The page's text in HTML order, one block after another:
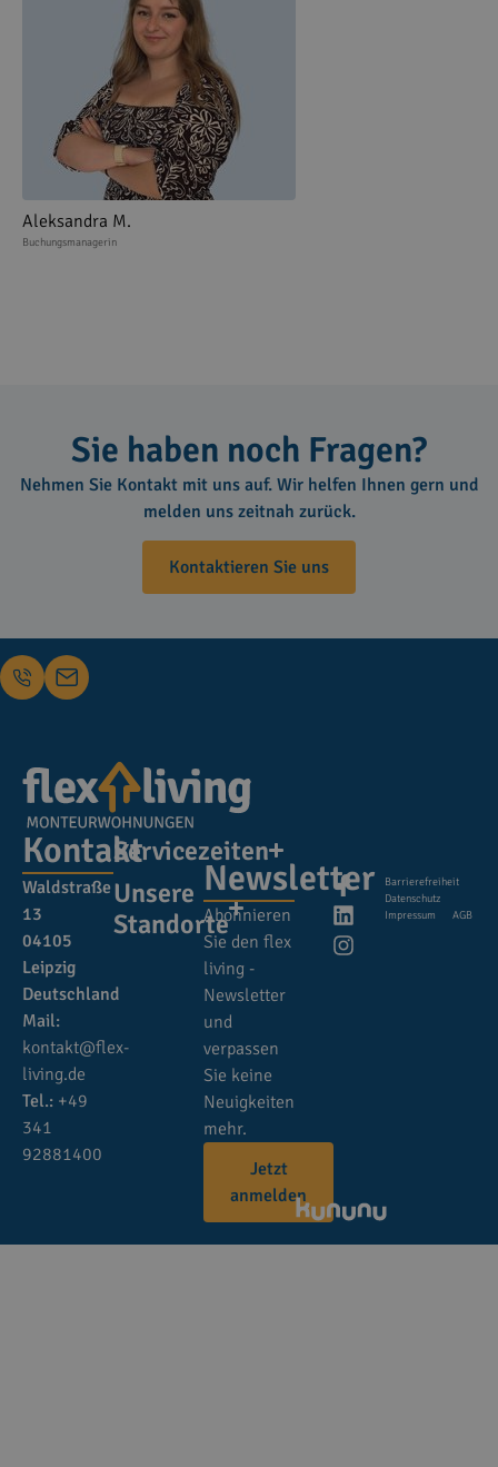
Aleksandra M.
Buchungsmanagerin
Sie haben noch Fragen?
Nehmen Sie Kontakt mit uns auf. Wir helfen Ihnen gern und
melden uns zeitnah zurück.
Kontaktieren Sie uns
Kontakt
Waldstraße
13
04105
Leipzig
Deutschland
Mail:
kontakt@flex-
living.de
Tel.: +49
341
92881400
Servicezeiten
Unsere
Standorte
Newsletter
Abonnieren
Sie den flex
living -
Newsletter
und
verpassen
Sie keine
Neuigkeiten
mehr.
Jetzt
anmelden
Barrierefreiheit
Datenschutz
Impressum
AGB